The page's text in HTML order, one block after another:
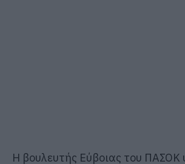
Η βουλευτής Εύβοιας του ΠΑΣΟΚ